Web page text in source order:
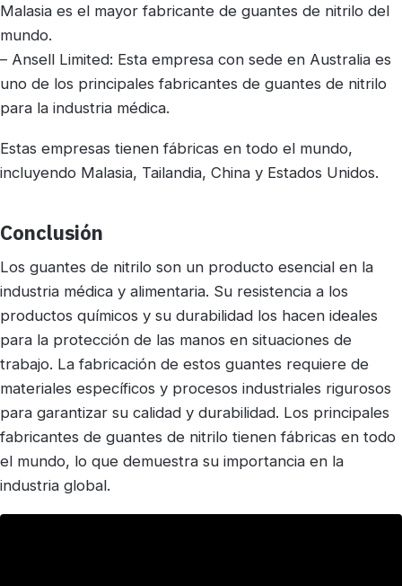
Malasia es el mayor fabricante de guantes de nitrilo del
mundo.
– Ansell Limited: Esta empresa con sede en Australia es
uno de los principales fabricantes de guantes de nitrilo
para la industria médica.
Estas empresas tienen fábricas en todo el mundo,
incluyendo Malasia, Tailandia, China y Estados Unidos.
Conclusión
Los guantes de nitrilo son un producto esencial en la
industria médica y alimentaria. Su resistencia a los
productos químicos y su durabilidad los hacen ideales
para la protección de las manos en situaciones de
trabajo. La fabricación de estos guantes requiere de
materiales específicos y procesos industriales rigurosos
para garantizar su calidad y durabilidad. Los principales
fabricantes de guantes de nitrilo tienen fábricas en todo
el mundo, lo que demuestra su importancia en la
industria global.